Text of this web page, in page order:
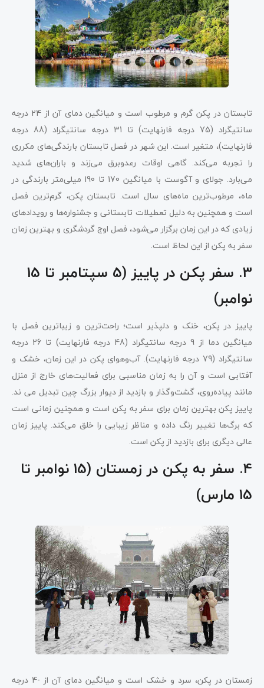
تابستان در پکن گرم و مرطوب است و میانگین دمای آن از 24 درجه
سانتیگراد (75 درجه فارنهایت) تا 31 درجه سانتیگراد (88 درجه
فارنهایت)، متغیر است. این شهر در فصل تابستان بارندگی‌های مکرری
را تجربه می‌کند. گاهی اوقات رعدوبرق می‌زند و باران‌های شدید
می‌بارد. جولای و آگوست با میانگین 170 تا 190 میلی‌متر بارندگی در
ماه، مرطوب‌ترین ماه‌های سال است. تابستان پکن، گرم‌ترین فصل
است و همچنین به دلیل تعطیلات تابستانی و جشنواره‌ها و رویدادهای
زیادی که در این زمان برگزار می‌شود، فصل اوج گردشگری و بهترین زمان
سفر به پکن از این لحاظ است.
3. سفر پکن در پاییز (5 سپتامبر تا 15
نوامبر)
پاییز در پکن، خنک و دلپذیر است؛ راحت‌ترین و زیباترین فصل با
میانگین دما از 9 درجه سانتیگراد (48 درجه فارنهایت) تا 26 درجه
سانتیگراد (79 درجه فارنهایت). آب‌وهوای پکن در این زمان، خشک و
آفتابی است و آن را به زمان مناسبی برای فعالیت‌های خارج از منزل
مانند پیاده‌روی، گشت‌وگذار و بازدید از دیوار بزرگ چین تبدیل می ‌ند.
پاییز پکن بهترین زمان برای سفر به پکن است و همچنین زمانی است
که برگ‌ها تغییر رنگ داده و مناظر زیبایی را خلق می‌کند. پاییز زمان
عالی دیگری برای بازدید از پکن است.
4. سفر به پکن در زمستان (15 نوامبر تا
15 مارس)
زمستان در پکن، سرد و خشک است و میانگین دمای آن از -4 درجه